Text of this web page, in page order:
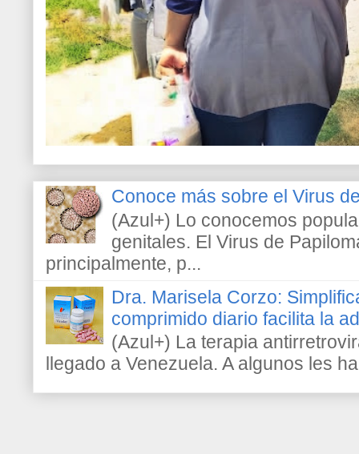
Conoce más sobre el Virus
(Azul+) Lo conocemos
genitales. El Virus de
principalmente, p...
Dra. Marisela Corzo:
comprimido diario facilita la
(Azul+) La terapia
llegado a Venezuela. A algunos les